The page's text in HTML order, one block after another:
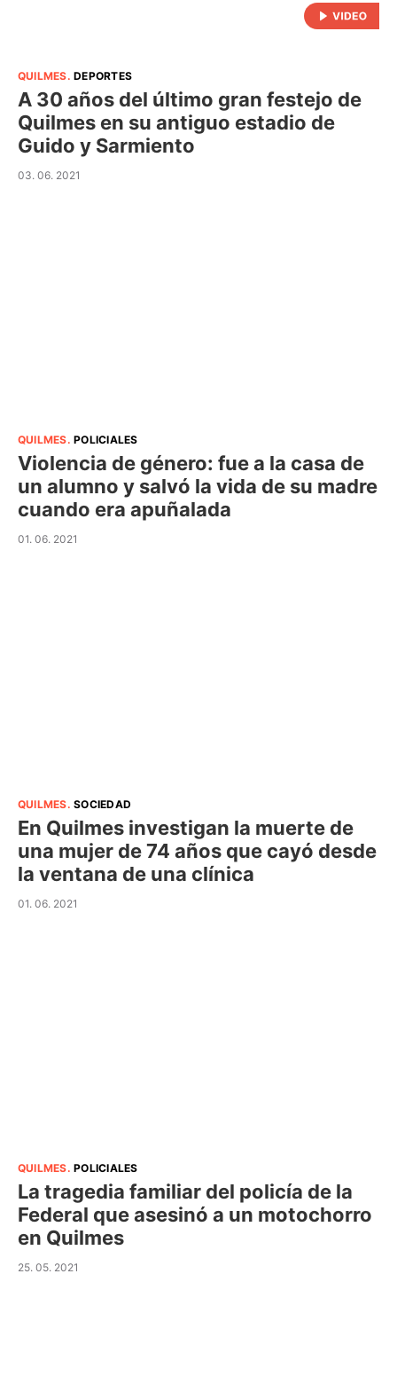
QUILMES.DEPORTES
A 30 años del último gran festejo de
Quilmes en su antiguo estadio de
Guido y Sarmiento
03. 06. 2021
QUILMES.POLICIALES
Violencia de género: fue a la casa de
un alumno y salvó la vida de su madre
cuando era apuñalada
01. 06. 2021
QUILMES.SOCIEDAD
En Quilmes investigan la muerte de
una mujer de 74 años que cayó desde
la ventana de una clínica
01. 06. 2021
QUILMES.POLICIALES
La tragedia familiar del policía de la
Federal que asesinó a un motochorro
en Quilmes
25. 05. 2021